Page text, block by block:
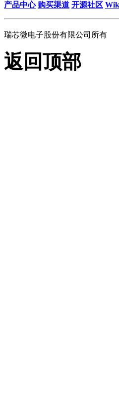
产品中心 购买渠道 开源社区
瑞芯微电子股份有限公司所有
返回顶部